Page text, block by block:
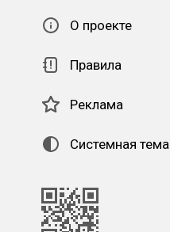
О проекте
Правила
Реклама
Системная тема